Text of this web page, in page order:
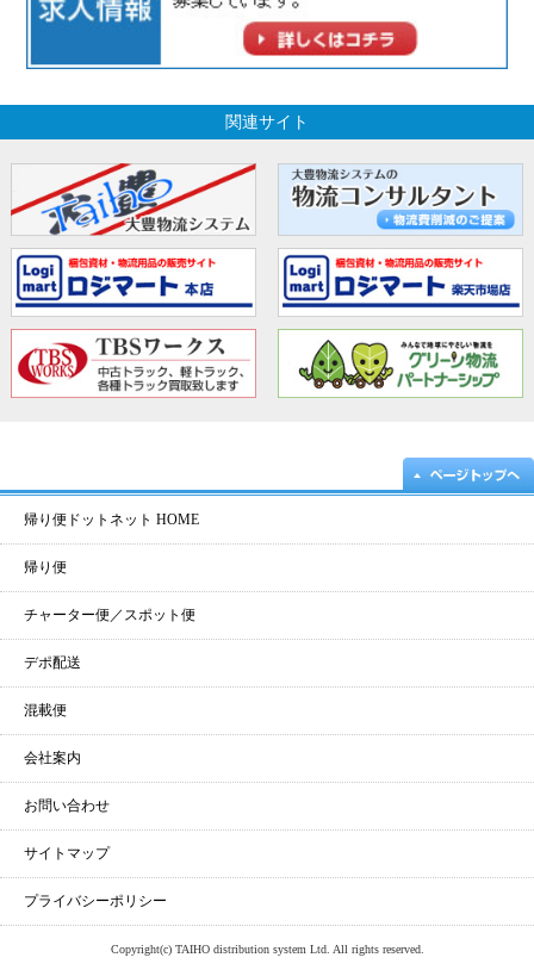
関連サイト
帰り便ドットネット HOME
帰り便
チャーター便／スポット便
デポ配送
混載便
会社案内
お問い合わせ
サイトマップ
プライバシーポリシー
Copyright(c) TAIHO distribution system Ltd. All rights reserved.